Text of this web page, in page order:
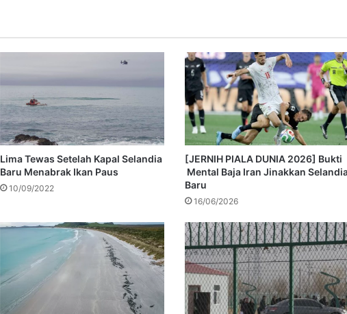
Lima Tewas Setelah Kapal Selandia
Baru Menabrak Ikan Paus
10/09/2022
[JERNIH PIALA DUNIA 2026] Bukti
Mental Baja Iran Jinakkan
Baru
16/06/2026